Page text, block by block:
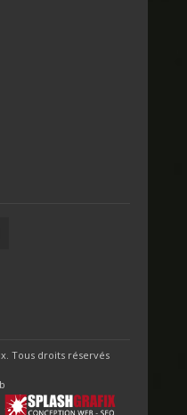
Tous droits réservés